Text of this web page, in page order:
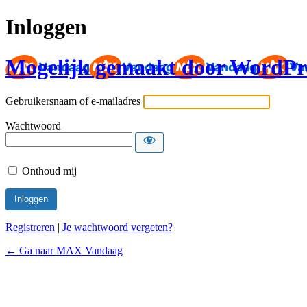
Inloggen
Mogelijk gemaakt door
Gebruikersnaam of e-mailadres
Wachtwoord
Onthoud mij
Registreren | Je wachtwoord vergeten?
← Ga naar MAX Vandaag